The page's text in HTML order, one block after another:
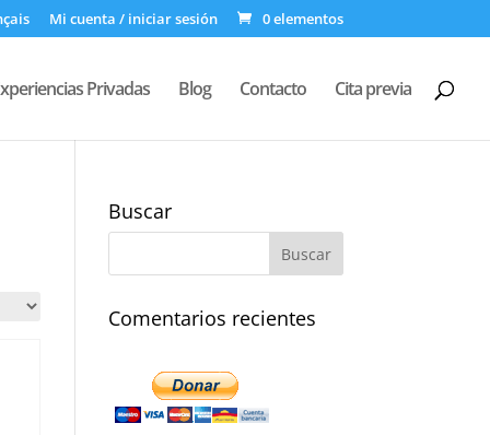
Mi cuenta / iniciar sesión 0 elementos
Privadas Blog Contacto Cita previa
Buscar
Comentarios recientes